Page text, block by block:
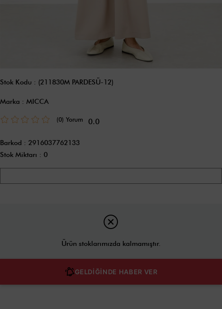
Stok Kodu (211830M PARDESÜ-12)
Marka : MICCA
(0) 0.0
Barkod : 2916037762133
Stok Miktarı : 0
Ürün stoklarımızda kalmamıştır.
GELDİĞİNDE HABER VER